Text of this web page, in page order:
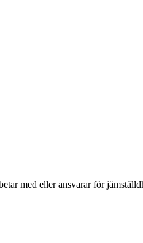
med eller ansvarar för